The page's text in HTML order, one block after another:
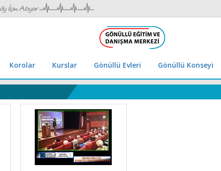
Korolar Kurslar Gönüllü Evleri Gönüllü Konseyi